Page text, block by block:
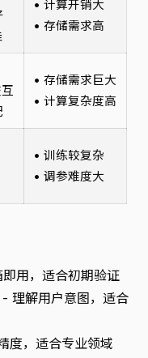
• 计算开销大
• 存储需求高
• 存储需求巨大
• 计算复杂度高
• 训练较复杂
• 调参难度大
用，适合初期验证
理解用户意图，适合
度，适合专业领域